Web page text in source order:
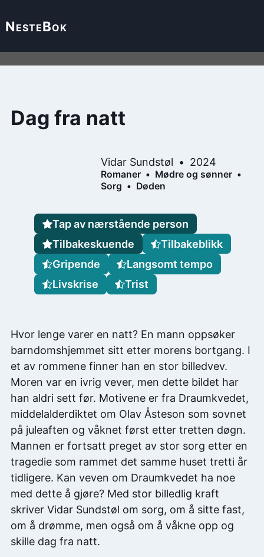
NesteBok
Dag fra natt
Vidar Sundstøl 2024
Romaner
Mødre og sønner
Sorg
Døden
Hvor lenge varer en natt? En mann oppsøker
barndomshjemmet sitt etter morens bortgang. I
et av rommene finner han en stor billedvev.
Moren var en ivrig vever, men dette bildet har
han aldri sett før. Motivene er fra Draumkvedet,
middelalderdiktet om Olav Åsteson som sovnet
på juleaften og våknet først etter tretten døgn.
Mannen er fortsatt preget av stor sorg etter en
tragedie som rammet det samme huset tretti år
tidligere. Kan veven om Draumkvedet ha noe
med dette å gjøre? Med stor billedlig kraft
skriver Vidar Sundstøl om sorg, om å sitte fast,
om å drømme, men også om å våkne opp og
skille dag fra natt.
Tap av nærstående person
Tilbakeskuende
Tilbakeblikk
Gripende
Langsomt tempo
Livskrise
Trist